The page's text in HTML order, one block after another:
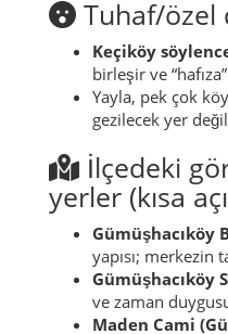
Merkezde küçük
Mevsim ürünleri:
sezonunda olur.
Tuhaf/
Keçiköy
birleşir ve “hafıza”
Yayla, pek çok
gezilecek yer
İlçedeki
yerler (kısa